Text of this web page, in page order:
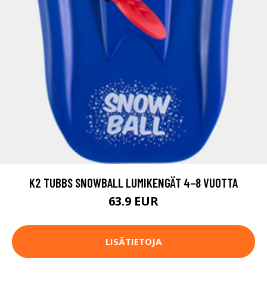
K2 TUBBS SNOWBALL LUMIKENGÄT 4−8 VUOTTA
63.9 EUR
LISÄTIETOJA